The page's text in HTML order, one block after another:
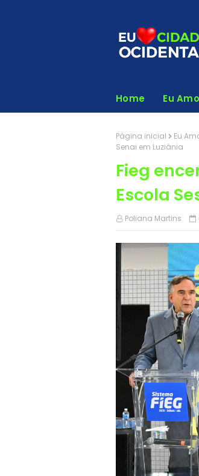
Home Eu
Página inicial Eu
Senai em Luziânia
Fieg
Escola
Poliana Martins